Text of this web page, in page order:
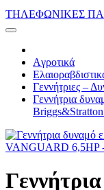
ΤΗΛΕΦΩΝΙΚΕΣ
Aγροτικά
Γεννήτριες –
Γεννήτρια